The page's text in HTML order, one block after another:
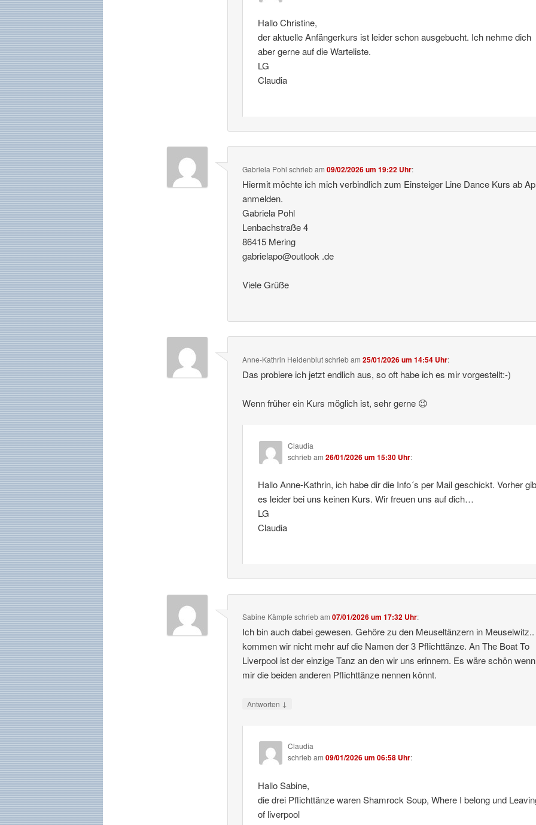
Hallo Christine,
der aktuelle Anfängerkurs ist leider schon ausgebucht. Ich nehme dich
aber gerne auf die Warteliste.
LG
Claudia
Gabriela Pohl schriebam09/02/2026 um 19:22 Uhr:
Hiermit möchte ich mich verbindlich zum Einsteiger Line Dance Kurs ab
anmelden.
Gabriela Pohl
Lenbachstraße 4
86415 Mering
gabrielapo@outlook .de
Viele Grüße
Anne-Kathrin Heidenblutschriebam25/01/2026 um 14:54 Uhr:
Das probiere ich jetzt endlich aus, so oft habe ich es mir vorgestellt:-)
Wenn früher ein Kurs möglich ist, sehr gerne 😉
Claudia
schriebam 26/01/2026 um 15:30 Uhr:
Hallo Anne-Kathrin, ich habe dir die Info´s per Mail geschickt. Vorher
es leider bei uns keinen Kurs. Wir freuen uns auf dich…
LG
Claudia
Sabine Kämpfe schriebam07/01/2026 um 17:32 Uhr:
Ich bin auch dabei gewesen. Gehöre zu den Meuseltänzern in
kommen wir nicht mehr auf die Namen der 3 Pflichttänze. An The Boat To
Liverpool ist der einzige Tanz an den wir uns erinnern. Es wäre schön
mir die beiden anderen Pflichttänze nennen könnt.
Antworten ↓
Claudia
schriebam 09/01/2026 um 06:58 Uhr:
Hallo Sabine,
die drei Pflichttänze waren Shamrock Soup, Where I belong und
of liverpool